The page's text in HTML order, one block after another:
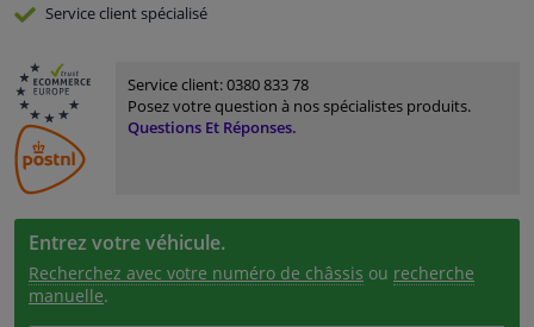
Serviceclient spécialisé
Service client:0380 833 78
Posez votre question à nos spécialistes produits.
Questions Et Réponses.
Entrez votre véhicule.
Recherchez avec votre numéro de châssis ou recherche
manuelle.